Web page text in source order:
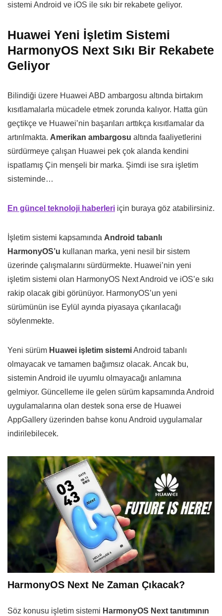
sistemi Android ve iOS ile sıkı bir rekabete geliyor.
Huawei Yeni İşletim Sistemi
HarmonyOS Next Sıkı Bir Rekabete
Geliyor
Bilindiği üzere Huawei ABD ambargosu altında birtakım
kısıtlamalarla mücadele etmek zorunda kalıyor. Hatta gün
geçtikçe ve Huawei’nin başarıları arttıkça kısıtlamalar da
artırılmakta. Amerikan ambargosu altında faaliyetlerini
sürdürmeye çalışan Huawei pek çok alanda kendini
ispatlamış Çin menşeli bir marka. Şimdi ise sıra işletim
sisteminde…
En güncel teknoloji haberleri için buraya göz atabilirsiniz.
İşletim sistemi kapsamında Android tabanlı
HarmonyOS’u kullanan marka, yeni nesil bir sistem
üzerinde çalışmalarını sürdürmekte. Huawei’nin yeni
işletim sistemi olan HarmonyOS Next Android ve iOS’e sıkı
rakip olacak gibi görünüyor. HarmonyOS’un yeni
sürümünün ise Eylül ayında piyasaya çıkarılacağı
söylenmekte.
Yeni sürüm Huawei işletim sistemiAndroid tabanlı
olmayacak ve tamamen bağımsız olacak. Ancak bu,
sistemin Android ile uyumlu olmayacağı anlamına
gelmiyor. Güncelleme ile gelen sürüm kapsamında Android
uygulamalarına olan destek sona erse de Huawei
AppGallery üzerinden bahse konu Android uygulamalar
indirilebilecek.
HarmonyOS Next Ne Zaman Çıkacak?
Söz konusu işletim sistemi HarmonyOS Next tanıtımının